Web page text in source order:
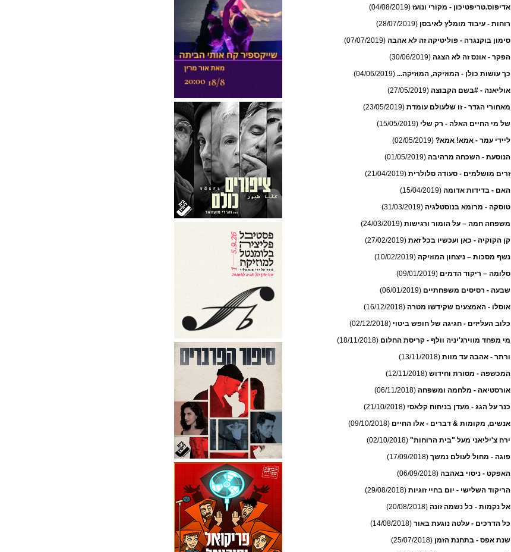
אדיפוס.טריפטיכון - מקורי ונועז (04/08/2019)
רוחות - עיבוד מומלץ לאיבסן (28/07/2019)
סימון בוקנגרה - פוליטיקה זה לא אהבה (07/07/2019)
הפקר - אונס זה לא הצגה (30/06/2019)
כך עושות כולן - המוזיקה, המוזיקה... (04/06/2019)
אוליאנה - #בשם הקבוצה (27/05/2019)
מאחורי הגדר - זו שלעולם עומדת (23/05/2019)
של מי החיים האלה - רק שלי (15/05/2019)
ליידי עמר - אמא! אמא? (02/05/2019)
הנוסעת - השכחה מרהיבה (01/05/2019)
זרים מושלמים - סעודה סלולרית (21/04/2019)
האם - בדידות אדומה (15/04/2019)
טוסקה - מרומא בנוסטלגיה (31/03/2019)
משפחה חמה – על הומור ורגישות (24/03/2019)
קן הקוקיה - כאן ועכשיו בכל זאת (27/02/2019)
נשף מסכות – ניצחון המוזיקה (10/02/2019)
סלומה – ריקוד הדמים (09/01/2019)
שבעה - רסיסים משפחתיים (06/01/2019)
אוסלו - האמצעים שקידשו מטרה (16/12/2018)
כלוב העליזים - חגיגה של חופש ביטוי (02/12/2018)
מי מפחד מווירג'יניה וולף - קריסת החלום (18/11/2018)
ורתר - אהבה עד מוות (13/11/2018)
המכשפה - מסורת וחידוש (12/11/2018)
אורסטיאה - מלחמה ומשפחה (06/11/2018)
כנר על הגג - מעדן בניחוח קלאסי (21/10/2018)
אנשים, מקומות & דברים - אלו החיים (09/10/2018)
ירח צ'יליאני מעל "בית הרוחות" (02/10/2018)
פוגה - מחול לעולם נמשך (17/09/2018)
האפקט - ניסוי באהבה (06/09/2018)
הריקוד השלישי - יום בחיי זוגיות (29/08/2018)
אל נקמות - כל נשמה זונה (20/08/2018)
כל הדרכים - עלטה נוגעת באור (14/08/2018)
שנת אפס - בתחנת הזמן (25/07/2018)